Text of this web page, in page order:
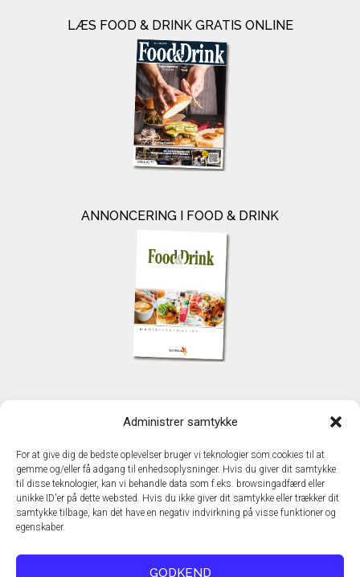
Administrer samtykke
For at give dig de bedste oplevelser bruger vi teknologier som cookies til at
gemme og/eller få adgang til enhedsoplysninger. Hvis du giver dit samtykke
til disse teknologier, kan vi behandle data som f.eks. browsingadfærd eller
unikke ID'er på dette websted. Hvis du ikke giver dit samtykke eller trækker dit
samtykke tilbage, kan det have en negativ indvirkning på visse funktioner og
egenskaber.
GODKEND
LÆS FOOD & DRINK GRATIS ONLINE
ANNONCERING I FOOD & DRINK
TechMedia A/S
DK – 2600 Glostrup
www.techmedia.dk
Telefon: +45 43 24 26 28
E-mail:info@techmedia.dk